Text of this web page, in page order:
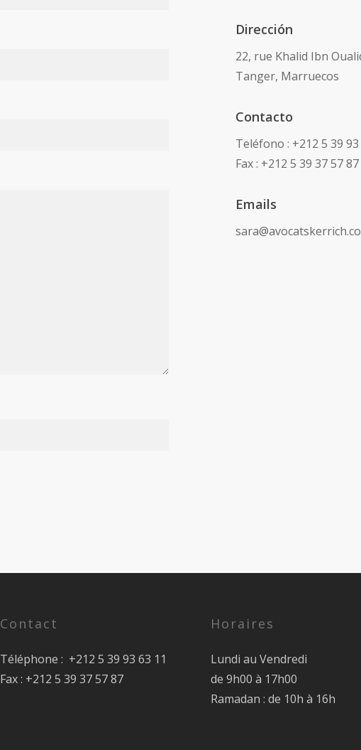
Dirección
22, rue Khalid Ibn
Tanger, Marruecos
Contacto
Teléfono : +212 5 39 93
Fax : +212 5 39 37 57 87
Emails
Contact
Téléphone : +212 5 39 93 63 11
Fax : +212 5 39 37 57 87
Horaires
Lundi au Vendredi
de 9h00 à 17h00
Ramadan : de 10h à 16h